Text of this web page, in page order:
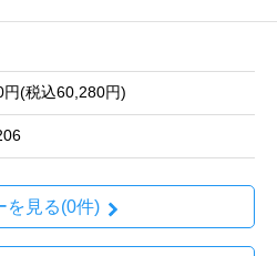
円(税込60,280円)
を見る(0件)